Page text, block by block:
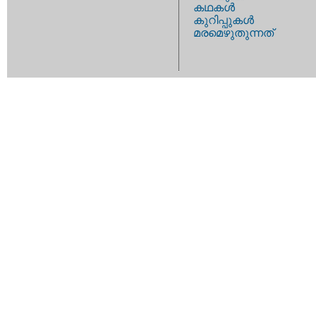
കഥകള്‍
കുറിപ്പുകള്‍
മരമെഴുതുന്നത്